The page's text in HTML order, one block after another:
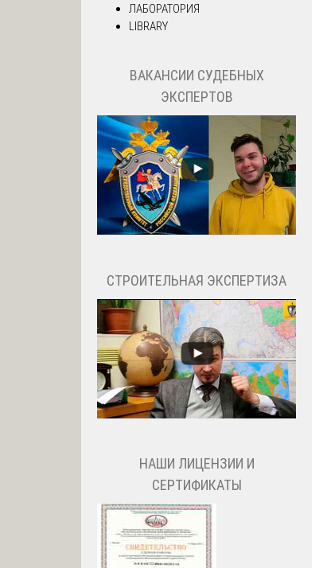
ЛАБОРАТОРИЯ
LIBRARY
ВАКАНСИИ СУДЕБНЫХ
ЭКСПЕРТОВ
СТРОИТЕЛЬНАЯ ЭКСПЕРТИЗА
НАШИ ЛИЦЕНЗИИ И
СЕРТИФИКАТЫ